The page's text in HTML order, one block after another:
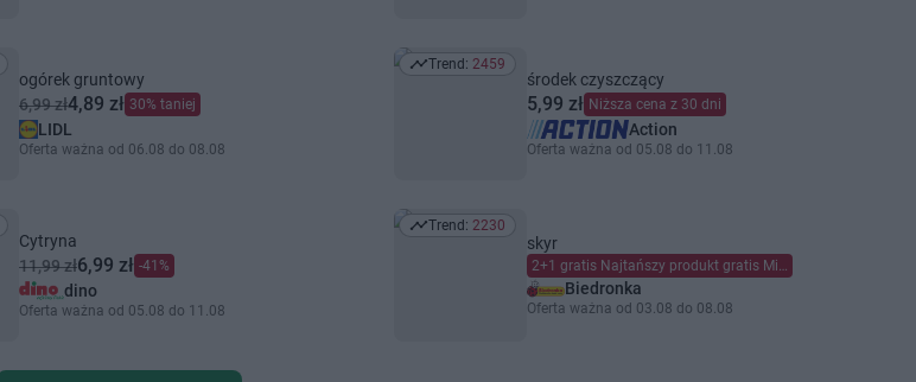
ogórek gruntowy
6,99 zł4,89 zł 30% taniej
LIDL
Oferta ważna od 06.08 do 08.08
Trend: 2459
Trend: 2459
środek czyszczący
5,99 zł Niższa cena z 30 dni
Action
Oferta ważna od 05.08 do 11.08
Cytryna
11,99 zł6,99 zł -41%
dino
Oferta ważna od 05.08 do 11.08
Trend: 2230
Trend: 2230
skyr
2+1 gratis Najtańszy produkt gratis Mieszaj dowolnie Limit dzienny 6 szt. (maks. 2 gratis) na kartę Moja Biedronka.
Biedronka
Oferta ważna od 03.08 do 08.08